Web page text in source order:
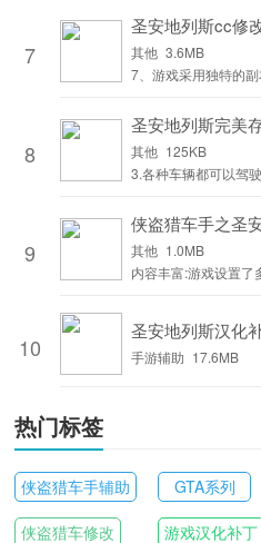
7
圣安地列斯cc修
其他 3.6MB
7、游戏采用独特的副
8
圣安地列斯完美
其他 125KB
3.各种车辆都可以驾
9
侠盗猎车手之圣
其他 1.0MB
内容丰富:游戏设置了
10
圣安地列斯汉化
手游辅助 17.6MB
热门标签
侠盗猎车手辅助 GTA系列
侠盗猎车修改 游戏汉化补丁